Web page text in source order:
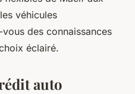
véhicules
des connaissances
éclairé.
auto